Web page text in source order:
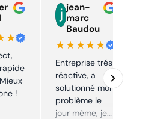
!
jean-
marc
Baudou
★★★★★
Entreprise trés
réactive, a
solutionné mon
problème le
jour même, je